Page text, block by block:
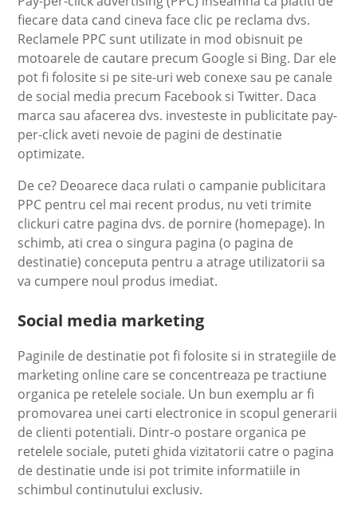
fiecare data cand cineva face clic pe reclama dvs.
Reclamele PPC sunt utilizate in mod obisnuit pe
motoarele de cautare precum Google si Bing. Dar ele
pot fi folosite si pe site-uri web conexe sau pe canale
de social media precum Facebook si Twitter. Daca
marca sau afacerea dvs. investeste in publicitate pay-
per-click aveti nevoie de pagini de destinatie
optimizate.
De ce? Deoarece daca rulati o campanie publicitara
PPC pentru cel mai recent produs, nu veti trimite
clickuri catre pagina dvs. de pornire (homepage). In
schimb, ati crea o singura pagina (o pagina de
destinatie) conceputa pentru a atrage utilizatorii sa
va cumpere noul produs imediat.
Social media marketing
Paginile de destinatie pot fi folosite si in strategiile de
marketing online care se concentreaza pe tractiune
organica pe retelele sociale. Un bun exemplu ar fi
promovarea unei carti electronice in scopul generarii
de clienti potentiali. Dintr-o postare organica pe
retelele sociale, puteti ghida vizitatorii catre o pagina
de destinatie unde isi pot trimite informatiile in
schimbul continutului exclusiv.